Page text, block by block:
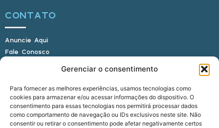
Gerenciar o consentimento
Para fornecer as melhores experiências, usamos tecnologias como
cookies para armazenar e/ou acessar informações do dispositivo. O
consentimento para essas tecnologias nos permitirá processar dados
como comportamento de navegação ou IDs exclusivos neste site. Não
consentir ou retirar o consentimento pode afetar negativamente certos
CONTATO
Anuncie Aqui
Fale Conosco
E-mail: alagoasbrasilnoticias@gmail.com
Telefone: (82) 9 9691-0391 (Whatsapp)
Responsável Técnico: Crysthyan Carlos